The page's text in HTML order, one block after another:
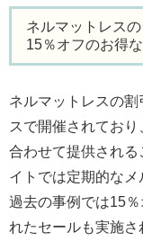
ネルマットレス
15％オフのお得
ネルマットレスの
スで開催されてお
合わせて提供され
イトでは定期的なメ
過去の事例では15
れたセールも実施